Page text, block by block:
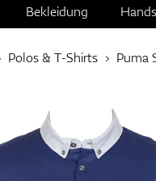
Bekleidung
Polos & T-Shirts Puma